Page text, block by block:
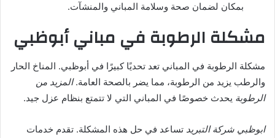
بمكان لضمان صحة وسلامة المباني والمنشآت.
مشكلة الرطوبة في مباني أبوظبي
مشكلة الرطوبة في المباني تعد تحديًا كبيرًا في أبوظبي. المناخ الحار
والرطب يزيد من الرطوبة، مما يضر بالصحة العامة.المزيد من
الرطوبة يحدث خصوصًا في المباني التي لا تتمتع بنظام عزل جيد.
ابوظبي شركة التبريد تساعد في حل هذه المشكلة. تقدم خدمات